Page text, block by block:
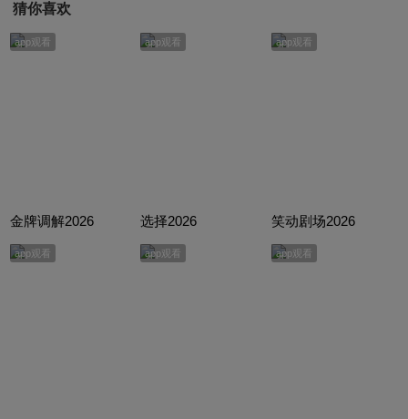
猜你喜欢
app观看
金牌调解2026
app观看
选择2026
app观看
笑动剧场2026
app观看 app观看 app观看